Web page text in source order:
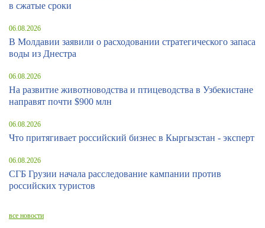
в сжатые сроки
06.08.2026
В Молдавии заявили о расходовании стратегического запаса
воды из Днестра
06.08.2026
На развитие животноводства и птицеводства в Узбекистане
направят почти $900 млн
06.08.2026
Что притягивает российский бизнес в Кыргызстан - эксперт
06.08.2026
СГБ Грузии начала расследование кампании против
российских туристов
все новости